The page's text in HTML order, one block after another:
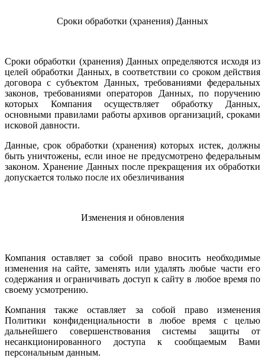
Сроки обработки (хранения) Данных
Сроки обработки (хранения) Данных определяются исходя из
целей обработки Данных, в соответствии со сроком действия
договора с субъектом Данных, требованиями федеральных
законов, требованиями операторов Данных, по поручению
которых Компания осуществляет обработку Данных,
основными правилами работы архивов организаций, сроками
исковой давности.
Данные, срок обработки (хранения) которых истек, должны
быть уничтожены, если иное не предусмотрено федеральным
законом. Хранение Данных после прекращения их обработки
допускается только после их обезличивания
Изменения и обновления
Компания оставляет за собой право вносить необходимые
изменения на сайте, заменять или удалять любые части его
содержания и ограничивать доступ к сайту в любое время по
своему усмотрению.
Компания также оставляет за собой право изменения
Политики конфиденциальности в любое время с целью
дальнейшего совершенствования системы защиты от
несанкционированного доступа к сообщаемым Вами
персональным данным.